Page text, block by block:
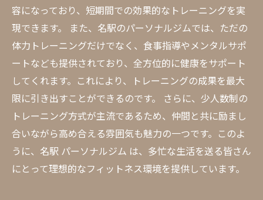
容になっており、短期間での効果的なトレーニングを実
現できます。 また、名駅のパーソナルジムでは、ただの
体力トレーニングだけでなく、食事指導やメンタルサポ
ートなども提供されており、全方位的に健康をサポート
してくれます。これにより、トレーニングの成果を最大
限に引き出すことができるのです。 さらに、少人数制の
トレーニング方式が主流であるため、仲間と共に励まし
合いながら高め合える雰囲気も魅力の一つです。このよ
うに、名駅 パーソナルジム は、多忙な生活を送る皆さん
にとって理想的なフィットネス環境を提供しています。